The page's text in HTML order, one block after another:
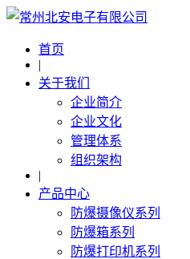
首页
|
关于我们
企业简介
企业文化
管理体系
组织架构
|
产品中心
防爆摄像仪系列
防爆箱系列
防爆打印机系列